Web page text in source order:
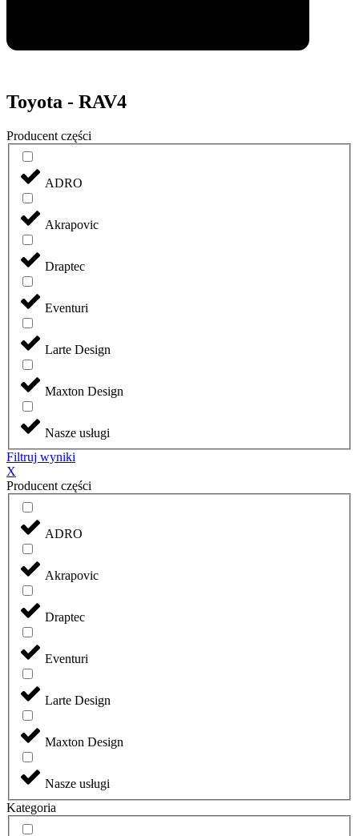
Toyota - RAV4
Producent części
ADRO
Akrapovic
Draptec
Eventuri
Larte Design
Maxton Design
Nasze usługi
Filtruj wyniki
X
Producent części
ADRO
Akrapovic
Draptec
Eventuri
Larte Design
Maxton Design
Nasze usługi
Kategoria